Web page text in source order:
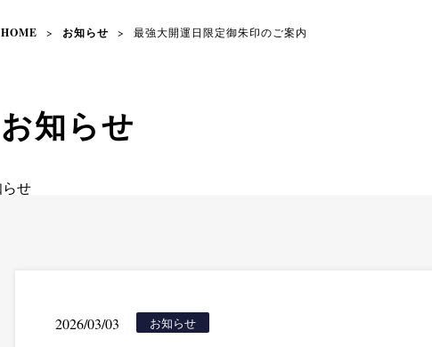
HOME > お知らせ > 最強大開運日限定御朱印のご案内
お知らせ
2026/03/03 お知らせ